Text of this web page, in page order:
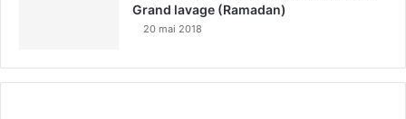
Grand lavage (Ramadan)
20 mai 2018